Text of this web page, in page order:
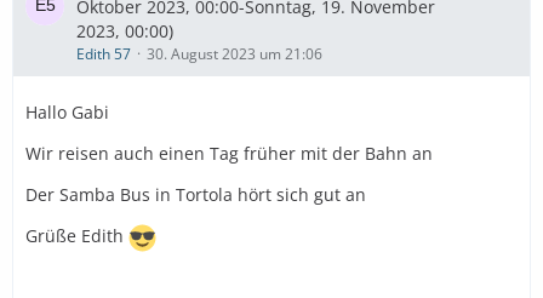
Oktober 2023, 00:00-Sonntag, 19. November
2023, 00:00)
Edith 57 30. August 2023 um 21:06
Hallo Gabi
Wir reisen auch einen Tag früher mit der Bahn an
Der Samba Bus in Tortola hört sich gut an
Grüße Edith